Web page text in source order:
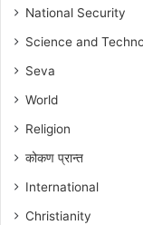
National Security
Science and
Seva
World
Religion
कोकण प्रान्त
International
Christianity